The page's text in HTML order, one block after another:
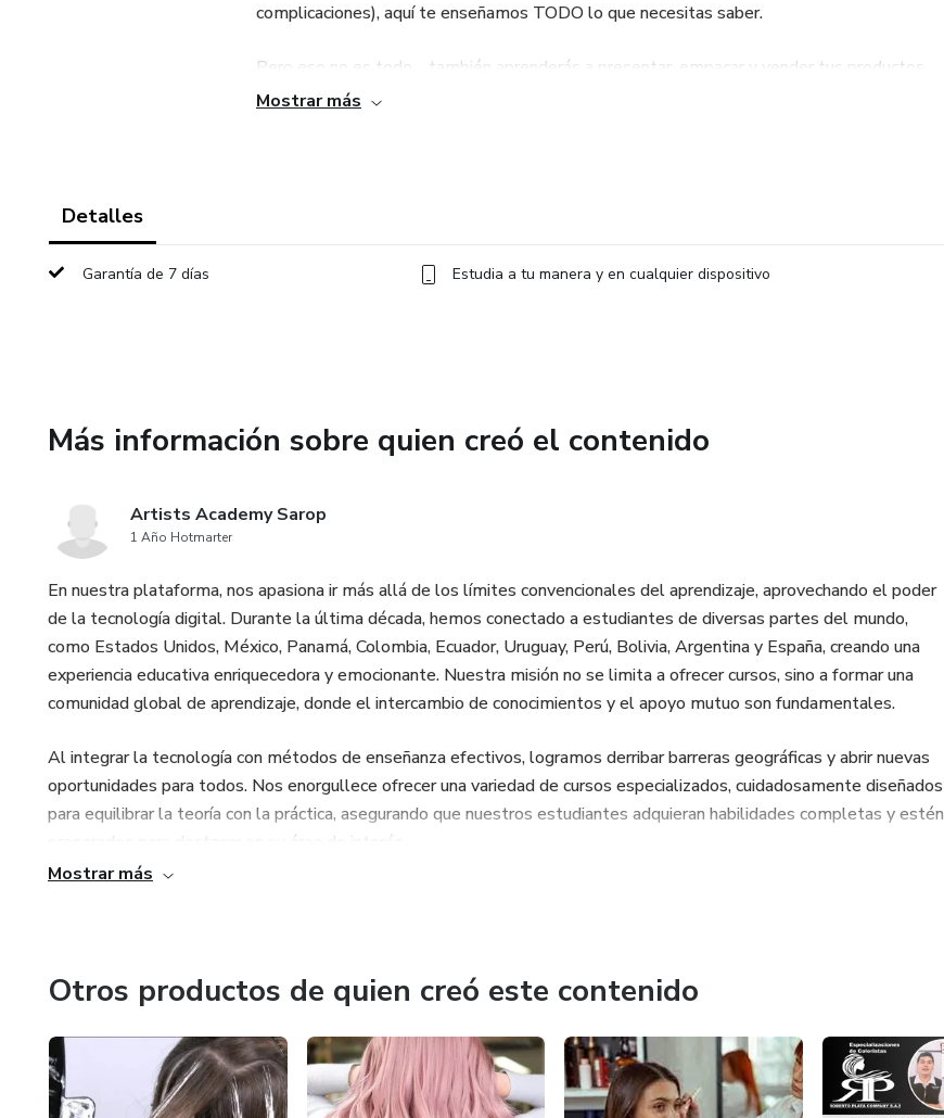
complicaciones), aquí te enseñamos TODO lo que necesitas saber.
Pero eso no es todo… también aprenderás a presentar, empacar y vender tus productos
como un experto. 📦✨ Además, te mostraremos cómo calcular los costos y precios para
🔹 ¡Puedes comenzar desde casa!
¡Inscríbete ahora y empieza a ganar dinero con algo que todos disfrutan! 😍🔥
Mostrar más
Detalles
Garantía de 7 días Estudia a tu manera y en cualquier dispositivo
Más información sobre quien creó el contenido
Artists Academy Sarop
1 Año Hotmarter
En nuestra plataforma, nos apasiona ir más allá de los límites convencionales del aprendizaje, aprovechando el poder
de la tecnología digital. Durante la última década, hemos conectado a estudiantes de diversas partes del mundo,
como Estados Unidos, México, Panamá, Colombia, Ecuador, Uruguay, Perú, Bolivia, Argentina y España, creando una
experiencia educativa enriquecedora y emocionante. Nuestra misión no se limita a ofrecer cursos, sino a formar una
comunidad global de aprendizaje, donde el intercambio de conocimientos y el apoyo mutuo son fundamentales.
Al integrar la tecnología con métodos de enseñanza efectivos, logramos derribar barreras geográficas y abrir nuevas
oportunidades para todos. Nos enorgullece ofrecer una variedad de cursos especializados, cuidadosamente diseñados
para equilibrar la teoría con la práctica, asegurando que nuestros estudiantes adquieran habilidades completas y estén
preparados para destacar en su área de interés.
Mostrar más
Otros productos de quien creó este contenido